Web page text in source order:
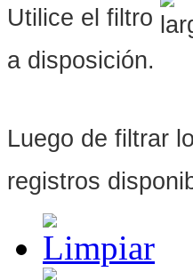
Utilice el filtro
a disposición.
Luego de filtrar
registros